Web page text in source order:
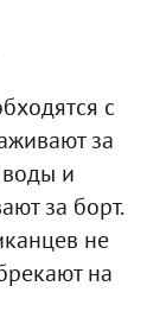
с
за
воды и
за борт.
не
на